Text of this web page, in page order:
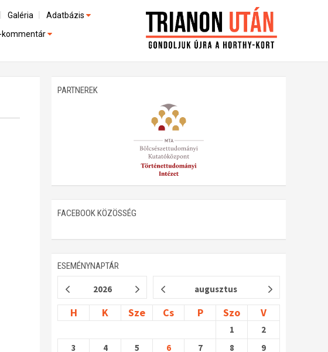
Galéria Adatbázis
Emlékművek (feltöltés alatt)
kommentár
PARTNEREK
FACEBOOK KÖZÖSSÉG
ESEMÉNYNAPTÁR
2026 augusztus
H K Sze Cs P Szo V
1
2
3
4 5 6 7 8
9